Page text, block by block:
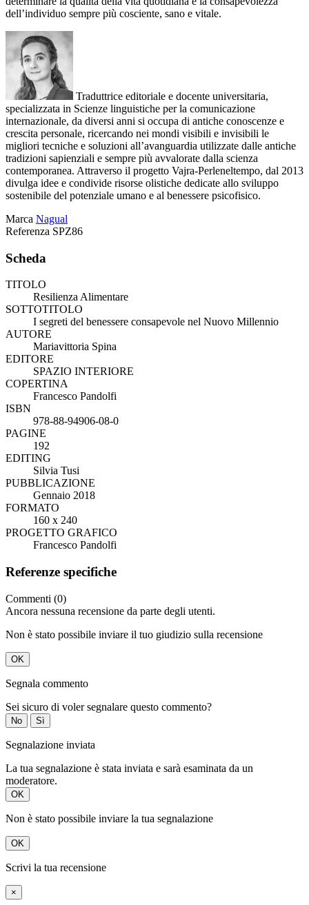
dell’individuo sempre più cosciente, sano e vitale.
Traduttrice editoriale e docente universitaria,
specializzata in Scienze linguistiche per la comunicazione
internazionale, da diversi anni si occupa di antiche conoscenze e
crescita personale, ricercando nei mondi visibili e invisibili le
migliori tecniche e soluzioni all’avanguardia utilizzate dalle antiche
tradizioni sapienziali e sempre più avvalorate dalla scienza
contemporanea. Attraverso il progetto Vajra-Perleneltempo, dal 2013
divulga idee e condivide risorse olistiche dedicate allo sviluppo
sostenibile del potenziale umano e al benessere psicofisico.
Marca Nagual
Referenza SPZ86
Scheda
TITOLO
Resilienza Alimentare
SOTTOTITOLO
I segreti del benessere consapevole nel Nuovo Millennio
AUTORE
Mariavittoria Spina
EDITORE
SPAZIO INTERIORE
COPERTINA
Francesco Pandolfi
ISBN
978-88-94906-08-0
PAGINE
192
EDITING
Silvia Tusi
PUBBLICAZIONE
Gennaio 2018
FORMATO
160 x 240
PROGETTO GRAFICO
Francesco Pandolfi
Referenze specifiche
Commenti (0)
Ancora nessuna recensione da parte degli utenti.
Non è stato possibile inviare il tuo giudizio sulla recensione
OK
Segnala commento
Sei sicuro di voler segnalare questo commento?
No Sì
Segnalazione inviata
La tua segnalazione è stata inviata e sarà esaminata da un
moderatore.
OK
Non è stato possibile inviare la tua segnalazione
OK
Scrivi la tua recensione
×